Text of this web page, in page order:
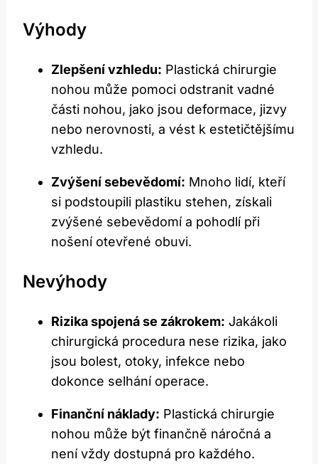
Výhody
Zlepšení vzhledu: Plastická chirurgie
nohou může pomoci odstranit vadné
části nohou,‍ jako jsou deformace, jizvy
nebo ⁤nerovnosti, a vést k estetičtějšímu
vzhledu.
Zvýšení sebevědomí: Mnoho lidí, kteří
si podstoupili plastiku⁤ stehen, získali
zvýšené sebevědomí a pohodlí při
nošení otevřené obuvi.
Nevýhody
Rizika spojená se zákrokem: Jakákoli
chirurgická procedura nese rizika, jako
jsou bolest, otoky,‍ infekce ⁤nebo
‌dokonce selhání operace.
Finanční náklady: Plastická chirurgie
nohou může být finančně náročná a
není vždy dostupná pro každého.